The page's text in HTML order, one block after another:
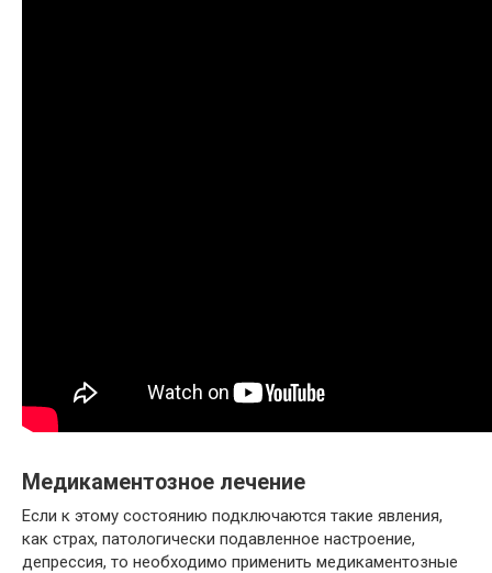
Медикаментозное лечение
Если к этому состоянию подключаются такие явления,
как страх, патологически подавленное настроение,
депрессия, то необходимо применить медикаментозные